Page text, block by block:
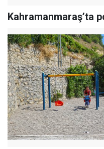
Kahramanmaraş’ta